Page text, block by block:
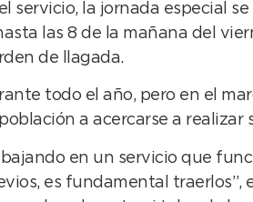
servicio, la jornada especial
las 8 de la mañana del
de llagada.
todo el año, pero en el
a acercarse a realizar
en un servicio que
es fundamental